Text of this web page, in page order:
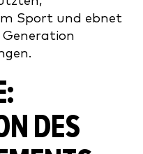
Sport und ebnet
DES